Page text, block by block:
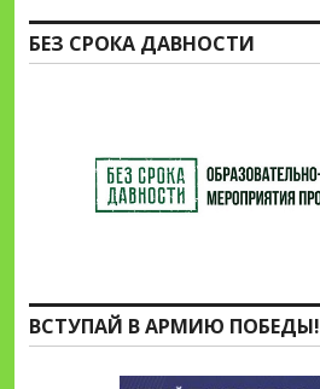
БЕЗ СРОКА ДАВНОСТИ
ВСТУПАЙ В АРМИЮ ПОБЕДЫ!